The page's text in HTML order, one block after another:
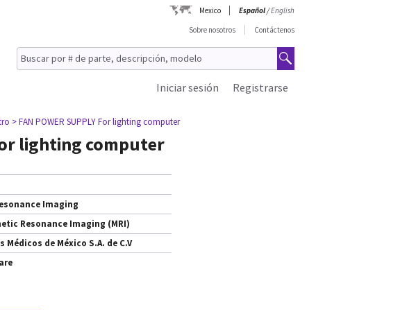
Mexico Español/English
Sobre nosotros
Contáctenos
Registrarse
Iniciar sesión
> FAN POWER SUPPLY For lighting computer
lighting computer
Imaging
Resonance Imaging (MRI)
Médicos de México S.A. de C.V